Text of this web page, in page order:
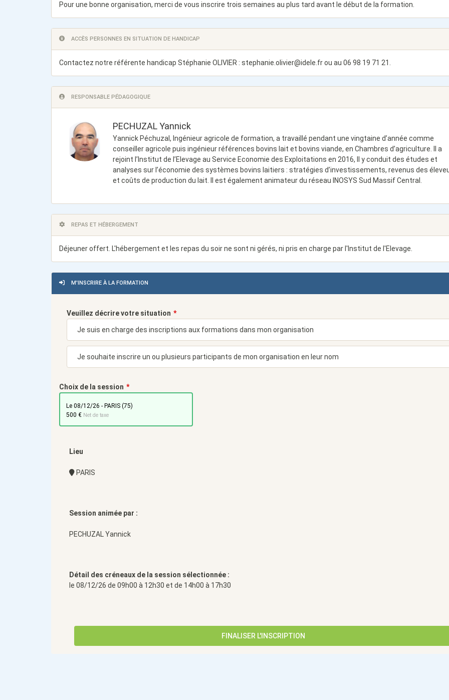
Pour une bonne organisation, merci de vous inscrire trois semaines au plus tard avant le début de la formation.
ACCÈS PERSONNES EN SITUATION DE HANDICAP
Contactez notre référente handicap Stéphanie OLIVIER : stephanie.olivier@idele.frou au 06 98 19 71 21.
RESPONSABLE PÉDAGOGIQUE
PECHUZAL Yannick
Yannick Péchuzal, Ingénieur agricole de formation, a travaillé pendant une vingtaine d’année comme
conseiller agricole puis ingénieur références bovins lait et bovins viande, en Chambres d’agriculture. Il a
rejoint l’Institut de l’Elevage au Service Economie des Exploitations en 2016, Il y conduit des études et
analyses sur l’économie des systèmes bovins laitiers : stratégies d’investissements, revenus des
et coûts de production du lait. Il est également animateur du réseau INOSYS Sud Massif Central.
REPAS ET HÉBERGEMENT
Déjeuner offert. L'hébergement et les repas du soir ne sont ni gérés, ni pris en charge par l'Institut de l'Elevage.
M'INSCRIRE À LA FORMATION
Veuillez décrire votre situation
Choix de la session
le 08/12/26 - PARIS (75)
500 € Net de taxe
Lieu
PARIS
Session animée par :
PECHUZAL Yannick
Détail des créneaux de la session sélectionnée :
le 08/12/26 de 09h00 à 12h30 et de 14h00 à 17h30
FINALISER L'INSCRIPTION